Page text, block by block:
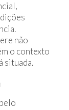
não
o contexto
situada.